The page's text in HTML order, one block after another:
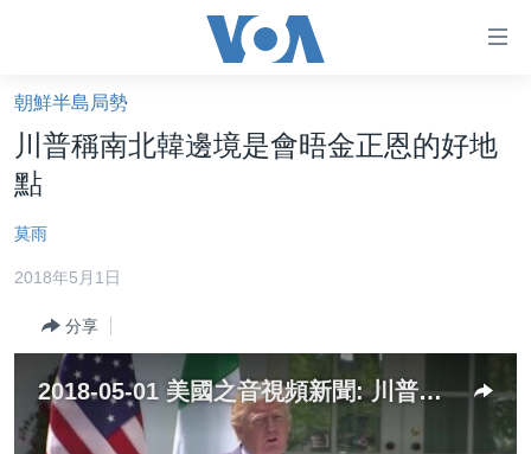
礙
鏈
接
跳
轉
內
美國大選2024
海外港人
新聞自由
揭謊頻道
朝鮮半島局勢
川普稱南北韓邊境是會晤金正恩的好地
點
莫雨
2018年5月1日
分享
2018-05-01 美國之音視頻新聞: 川普提議在朝鮮半島非軍事區會晤金正恩